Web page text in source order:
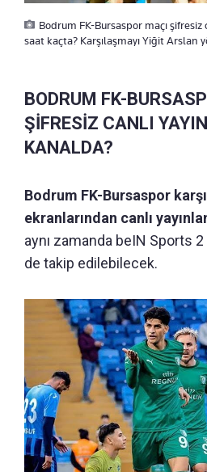
Bodrum FK-Bursaspor maçı şifresiz
saat kaçta? Karşılaşmayı Yiğit Arslan
BODRUM FK-
ŞİFRESİZ CANLI
KANALDA?
Bodrum FK-Bursaspor
ekranlarından canlı
aynı zamanda beIN Sports
de takip edilebilecek.